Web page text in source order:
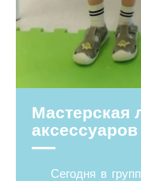
Мастерская
аксессуаров
Сегодня в